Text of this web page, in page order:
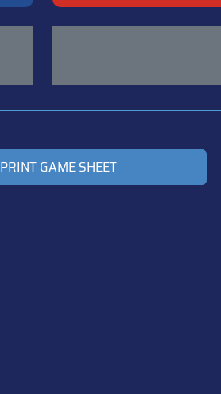
PRINT GAME SHEET